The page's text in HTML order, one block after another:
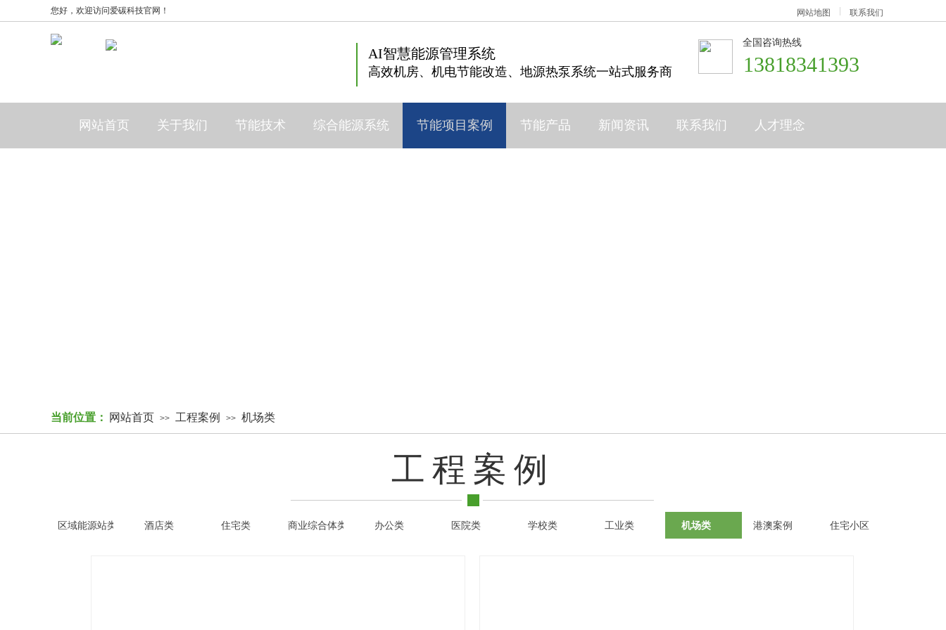
AI智慧能源管理系统
高效机房、机电节能改造、地源热泵系统一站式服务商 13818341393
全国咨询热线
网站地图 联系我们
您好，欢迎访问爱碳科技官网！
网站首页 关于我们 节能技术 综合能源系统 节能项目案例 节能产品 新闻资讯 联系我们 人才理念
当前位置： 网站首页 >> 工程案例 >> 机场类
区域能源站类 酒店类 住宅类 商业综合体类 办公类 医院类 学校类 工业类 机场类 港澳案例 住宅小区
工程案例